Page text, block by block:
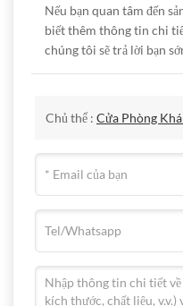
Nếu bạn quan tâm đến
biết thêm thông tin chi
chúng tôi sẽ trả lời bạn
Chủ thể : Cửa Phòng